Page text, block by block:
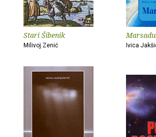
Stari Šibenik
Milivoj Zenić Ivica